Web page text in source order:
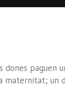
paguen
un